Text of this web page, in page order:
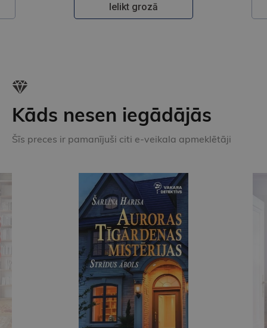
Ielikt grozā
Kāds nesen iegādājās
Šīs preces ir pamanījuši citi e-veikala apmeklētāji